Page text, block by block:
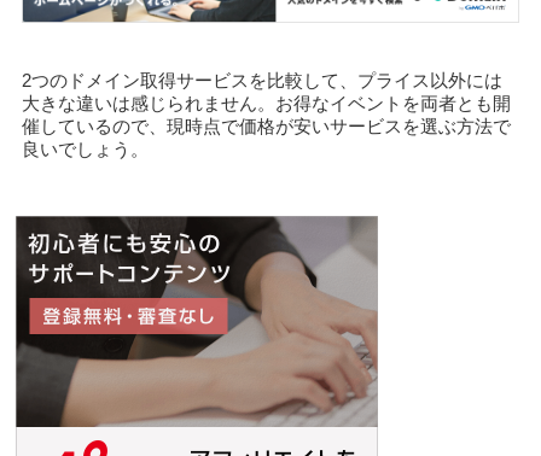
2つのドメイン取得サービスを比較して、プライス以外には
大きな違いは感じられません。お得なイベントを両者とも開
催しているので、現時点で価格が安いサービスを選ぶ方法で
良いでしょう。